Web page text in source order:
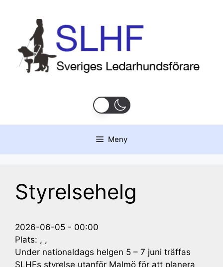
Meny
Styrelsehelg
2026-06-05 - 00:00
Plats: , ,
Under nationaldags helgen 5 – 7 juni träffas
SLHFs styrelse utanför Malmö för att planera